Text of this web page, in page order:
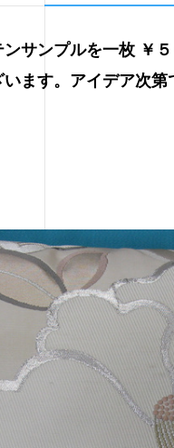
サンプルを一枚 ￥
ます。アイデア次